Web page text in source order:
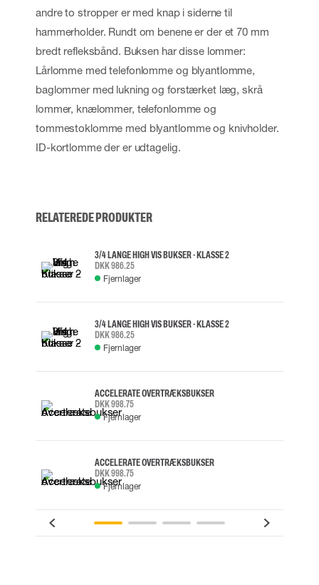
andre to stropper er med knap i siderne til
hammerholder. Rundt om benene er der et 70 mm
bredt refleksbånd. Buksen har disse lommer:
Lårlomme med telefonlomme og blyantlomme,
baglommer med lukning og forstærket læg, skrå
lommer, knælommer, telefonlomme og
tommestoklomme med blyantlomme og knivholder.
ID-kortlomme der er udtagelig.
RELATEREDE PRODUKTER
3/4 LANGE HIGH VIS BUKSER - KLASSE 2
DKK 986.25
Fjernlager
3/4 LANGE HIGH VIS BUKSER - KLASSE 2
DKK 986.25
Fjernlager
ACCELERATE OVERTRÆKSBUKSER
DKK 998.75
Fjernlager
ACCELERATE OVERTRÆKSBUKSER
DKK 998.75
Fjernlager